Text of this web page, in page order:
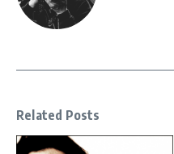
Related Posts